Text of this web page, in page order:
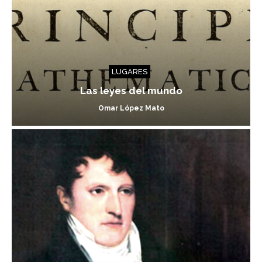
LUGARES
Las leyes del mundo
Omar López Mato